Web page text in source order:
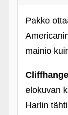
Pakko
mainio
elokuvan
Harlin